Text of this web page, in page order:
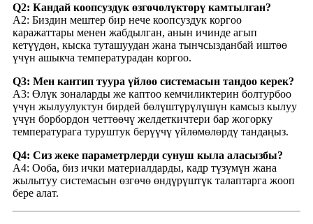
Q2: Кандай коопсуздук өзгөчөлүктөрү камтылган?
A2: Биздин мештер бир нече коопсуздук коргоо
каражаттары менен жабдылган, анын ичинде агып
кетүүдөн, кыска туташуудан жана тынчсызданбай иштөө
үчүн ашыкча температурадан коргоо.
Q3: Мен кантип туура үйлөө системасын тандоо керек?
A3: Өлүк зоналарды же каптоо кемчиликтерин болтурбоо
үчүн жылуулуктун бирдей бөлүштүрүлүшүн камсыз кылуу
үчүн борбордон четтөөчү желдеткичтери бар жогорку
температурага туруштук берүүчү үйлөмөлөрдү тандаңыз.
Q4: Сиз жеке параметрлерди сунуш кыла аласызбы?
A4: Ооба, биз ички материалдарды, кадр түзүмүн жана
жылытуу системасын өзгөчө өндүрүштүк талаптарга жооп
бере алат.